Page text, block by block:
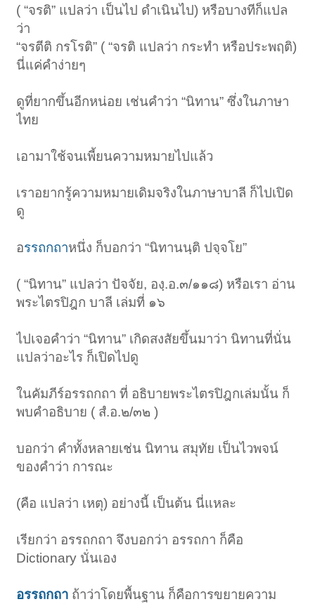
( “จรติ” แปลว่า เป็นไป ดำเนินไป) หรือบางทีก็แปล
ว่า
“จรตีติ กรโรติ” ( “จรติ แปลว่า กระทำ หรือประพฤติ)
นี่แค่คำง่ายๆ
ดูที่ยากขึ้นอีกหน่อย เช่นคำว่า “นิทาน” ซึ่งในภาษา
ไทย
เอามาใช้จนเพี้ยนความหมายไปแล้ว
เราอยากรู้ความหมายเดิมจริงในภาษาบาลี ก็ไปเปิด
ดู
อรรถกถาหนึ่ง ก็บอกว่า “นิทานนฺติ ปจฺจโย”
( “นิทาน” แปลว่า ปัจจัย, องฺ.อ.๓/๑๑๘) หรือเรา อ่าน
พระไตรปิฎก บาลี เล่มที่ ๑๖
ไปเจอคำว่า “นิทาน” เกิดสงสัยขึ้นมาว่า นิทานที่นั่น
แปลว่าอะไร ก็เปิดไปดู
ในคัมภีร์อรรถกถา ที่ อธิบายพระไตรปิฎกเล่มนั้น ก็
พบคำอธิบาย ( สํ.อ.๒/๓๒ )
บอกว่า คำทั้งหลายเช่น นิทาน สมุทัย เป็นไวพจน์
ของคำว่า การณะ
(คือ แปลว่า เหตุ) อย่างนี้ เป็นต้น นี่แหละ
เรียกว่า อรรถกถา จึงบอกว่า อรรถกา ก็คือ
Dictionary นั่นเอง
อรรถกถา ถ้าว่าโดยพื้นฐาน ก็คือการขยายความ